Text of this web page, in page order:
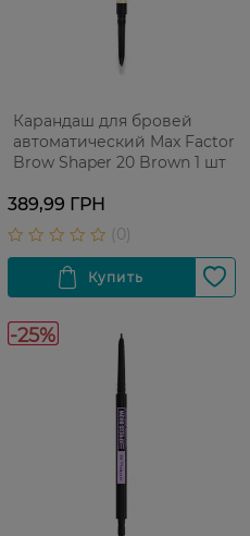
Карандаш для бровей
автоматический Max Factor
Brow Shaper 20 Brown 1 шт
389,99 ГРН
-25%